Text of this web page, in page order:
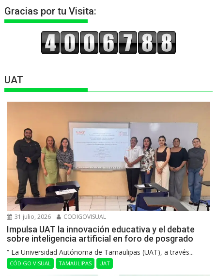
Gracias por tu Visita:
UAT
31 julio, 2026 CODIGOVISUAL
Impulsa UAT la innovación educativa y el debate
sobre inteligencia artificial en foro de posgrado
“ La Universidad Autónoma de Tamaulipas (UAT), a través...
CÓDIGO VISUAL TAMAULIPAS UAT